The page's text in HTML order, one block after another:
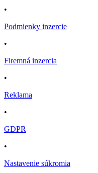
•
Podmienky inzercie
•
Firemná inzercia
•
Reklama
•
GDPR
•
Nastavenie súkromia